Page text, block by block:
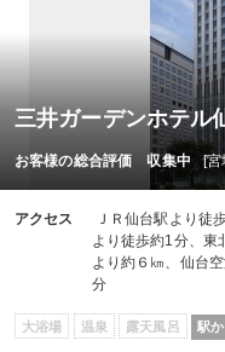
三井ガーデンホテル
お客様の総合評価 収集中 [宮
アクセス
ＪＲ仙台駅より徒
より徒歩約1分、東
より約６㎞、仙台
分
大浴場 温泉 露天風呂 駅